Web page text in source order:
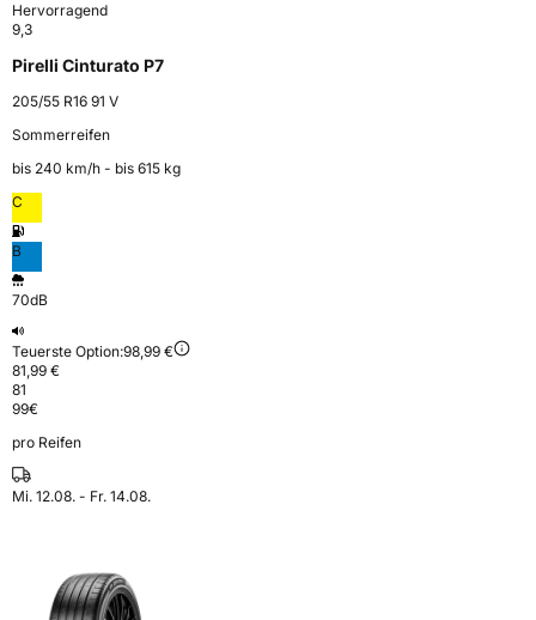
Hervorragend
9,3
Pirelli Cinturato P7
205/55 R16 91 V
Sommerreifen
bis 240 km⁠/⁠h - bis 615 kg
C
B
70dB
Teuerste Option:98,99 €
81,99 €
81
99€
pro Reifen
Mi. 12.08. - Fr. 14.08.